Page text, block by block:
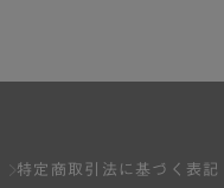
特定商取引法に基づく表記